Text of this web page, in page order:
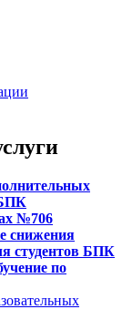
№706
снижения
студентов БПК
по